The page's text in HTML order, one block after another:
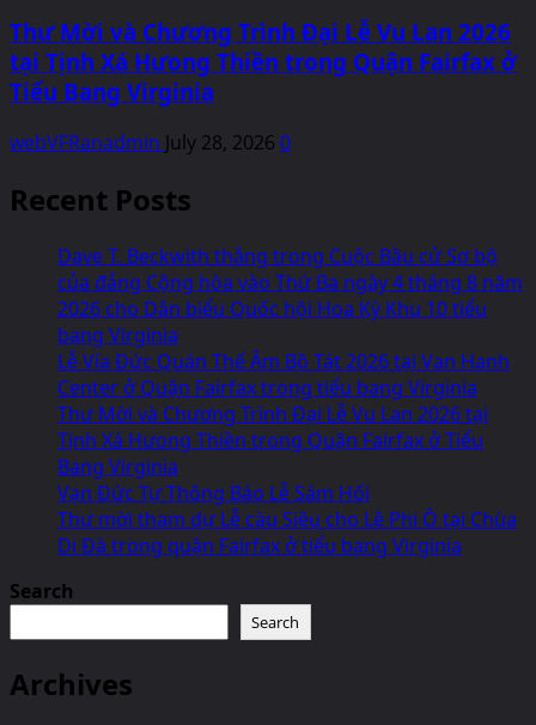
Thư Mời và Chương Trình Đại Lễ Vu Lan 2026
tại Tịnh Xá Hưong Thiền trong Quận Fairfax ở
Tiểu Bang Virginia
webVFRanadmin July 28, 2026 0
Recent Posts
Dave T. Beckwith thắng trong Cuộc Bầu cử Sơ bộ
của đảng Cộng hòa vào Thứ Ba ngày 4 tháng 8 năm
2026 cho Dân biểu Quốc hội Hoa Kỳ Khu 10 tiểu
bang Virginia
Lễ Vía Đức Quán Thế Âm Bồ Tát 2026 tại Van Hanh
Center ở Quận Fairfax trong tiểu bang Virginia
Thư Mời và Chương Trình Đại Lễ Vu Lan 2026 tại
Tịnh Xá Hưong Thiền trong Quận Fairfax ở Tiểu
Bang Virginia
Vạn Đức Tự Thông Báo Lễ Sám Hối
Thư mời tham dự Lễ càu Siêu cho Lê Phi Ô tại Chùa
Di Đà trong quận Fairfax ở tiểu bang Virginia
Search
Search
Archives